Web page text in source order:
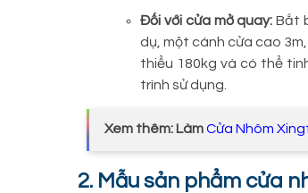
Đối với cửa mở quay:Bắt
dụ, một cánh cửa cao
thiểu 180kg và có thể
trình sử dụng.
Xem thêm: LàmCửa Nhôm
2. Mẫu sản phẩm cửa